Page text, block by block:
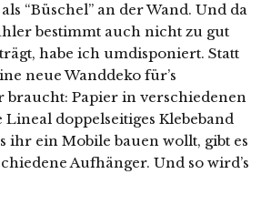
“Büschel” an der Wand. Und da
bestimmt auch nicht zu gut
habe ich umdisponiert. Statt
neue Wanddeko für’s
Papier in verschiedenen
Lineal doppelseitiges Klebeband
ihr ein Mobile bauen wollt, gibt es
Aufhänger. Und so wird’s